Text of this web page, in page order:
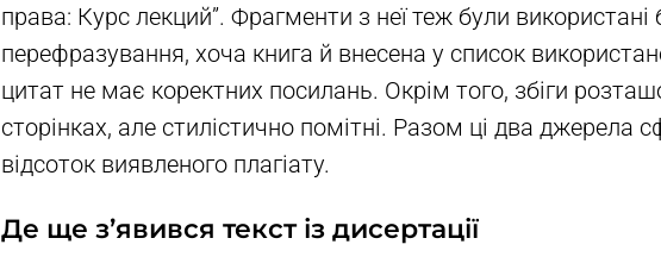
права: Курс лекций”. Фрагменти з неї теж були
перефразування, хоча книга й внесена у список
цитат не має коректних посилань. Окрім того, збіги
сторінках, але стилістично помітні. Разом ці два джерела
відсоток виявленого плагіату.
Де ще з’явився текст із дисертації